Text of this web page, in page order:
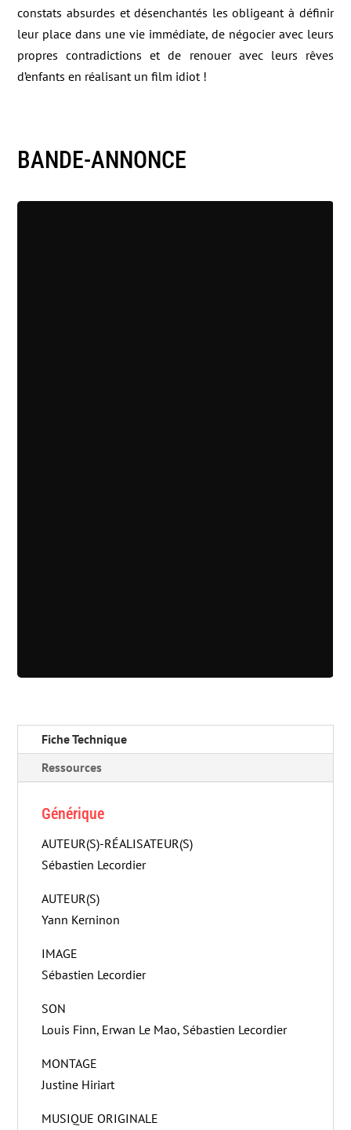
constats absurdes et désenchantés les obligeant à définir
leur place dans une vie immédiate, de négocier avec leurs
propres contradictions et de renouer avec leurs rêves
d’enfants en réalisant un film idiot !
BANDE-ANNONCE
Fiche Technique
Ressources
Générique
AUTEUR(S)-RÉALISATEUR(S)
Sébastien Lecordier
AUTEUR(S)
Yann Kerninon
IMAGE
Sébastien Lecordier
SON
Louis Finn, Erwan Le Mao, Sébastien Lecordier
MONTAGE
Justine Hiriart
MUSIQUE ORIGINALE